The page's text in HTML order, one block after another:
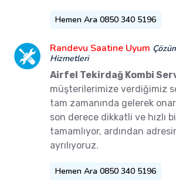
Hemen Ara 0850 340 5196
Randevu Saatine Uyum
Hizmetleri
Airfel Tekirdağ Kombi
müşterilerimize verdiğimiz
tam zamanında gelerek
son derece dikkatli ve hızlı
tamamlıyor, ardından
ayrılıyoruz.
Hemen Ara 0850 340 5196